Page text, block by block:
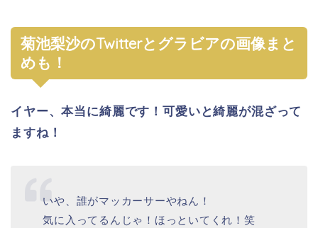
菊池梨沙のTwitterとグラビアの画像まと
めも！
イヤー、本当に綺麗です！可愛いと綺麗が混ざって
ますね！
いや、誰がマッカーサーやねん！
気に入ってるんじゃ！ほっといてくれ！笑